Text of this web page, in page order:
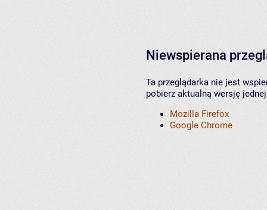
Niewspierana
Ta przeglądarka nie jest
pobierz aktualną wersję
Mozilla Firefox
Google Chrome